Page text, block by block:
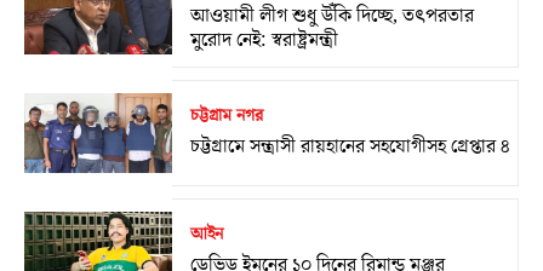
আওয়ামী লীগ শুধু উঁকি দিচ্ছে, তৎপরতার
মুরোদ নেই: স্বরাষ্ট্রমন্ত্রী
চট্টগ্রাম নগর
চট্টগ্রামে সন্ত্রাসী রায়হানের সহযোগীসহ গ্রেপ্তার ৪
আইন
ডেভিড ইমনের ১০ দিনের রিমান্ড মঞ্জুর